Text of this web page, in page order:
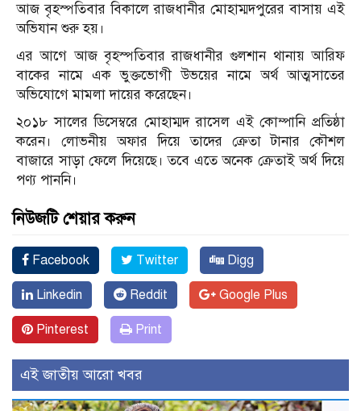
আজ বৃহস্পতিবার বিকালে রাজধানীর মোহাম্মদপুরের বাসায় এই
অভিযান শুরু হয়।
এর আগে আজ বৃহস্পতিবার রাজধানীর গুলশান থানায় আরিফ
বাকের নামে এক ভুক্তভোগী উভয়ের নামে অর্থ আত্মসাতের
অভিযোগে মামলা দায়ের করেছেন।
২০১৮ সালের ডিসেম্বরে মোহাম্মদ রাসেল এই কোম্পানি প্রতিষ্ঠা
করেন। লোভনীয় অফার দিয়ে তাদের ক্রেতা টানার কৌশল
বাজারে সাড়া ফেলে দিয়েছে। তবে এতে অনেক ক্রেতাই অর্থ দিয়ে
পণ্য পাননি।
নিউজটি শেয়ার করুন
Facebook Twitter Digg
Linkedin Reddit Google Plus
Pinterest Print
এই জাতীয় আরো খবর